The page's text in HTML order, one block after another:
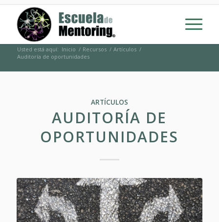
Usted está aquí: Inicio / Recursos / Artículos /
Auditoría de oportunidades
ARTÍCULOS
AUDITORÍA DE
OPORTUNIDADES